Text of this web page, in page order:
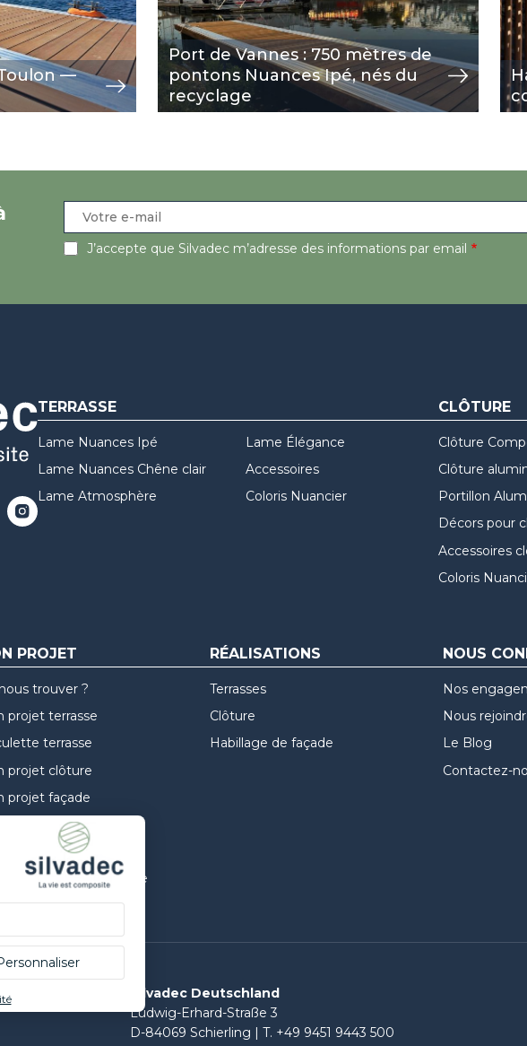
—
Port de Vannes : 750 mètres de
pontons Nuances Ipé, nés du
recyclage
J’accepte que Silvadec m’adresse des informations par email
TERRASSE
Lame Nuances Ipé
Lame Nuances Chêne clair
Lame Atmosphère
Lame Élégance
Accessoires
Coloris Nuancier
CLÔTURE
Clôture
Clôture
Portillon
Décors pour
Accessoires
Coloris
PROJET
trouver ?
projet terrasse
terrasse
projet clôture
projet façade
de choix
de mise en oeuvre
RÉALISATIONS
Terrasses
Clôture
Habillage de façade
NOUS
Nos
Nous
Le Blog
Contactez-
Silvadec Deutschland
Ludwig-Erhard-Straße 3
D-84069 Schierling | T. +49 9451 9443 500